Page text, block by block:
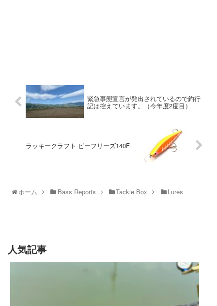
緊急事態宣言が発出されているので釣行
記は控えています。（今年度2度目）
ラッキークラフト ビーフリーズ140F
ホーム Bass Reports Tackle Box Lures
人気記事